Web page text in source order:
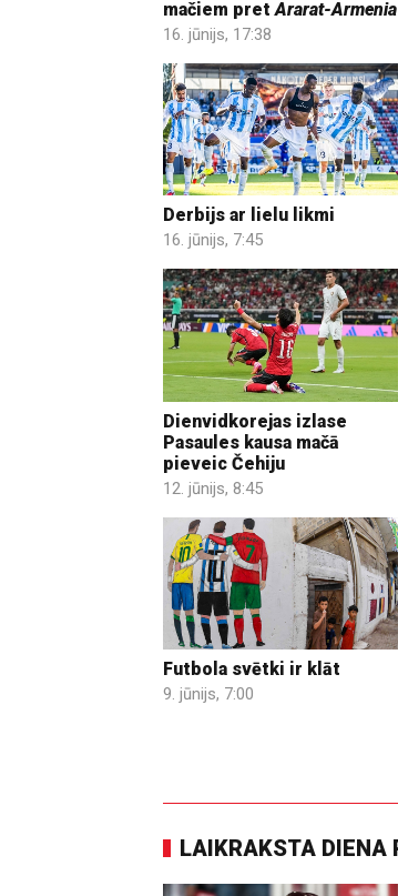
mačiem pretArarat-Armenia
16. jūnijs, 17:38
Derbijs ar lielu likmi
16. jūnijs, 7:45
Dienvidkorejas izlase
Pasaules kausa mačā
pieveic Čehiju
12. jūnijs, 8:45
Futbola svētki ir klāt
9. jūnijs, 7:00
LAIKRAKSTA DIENA